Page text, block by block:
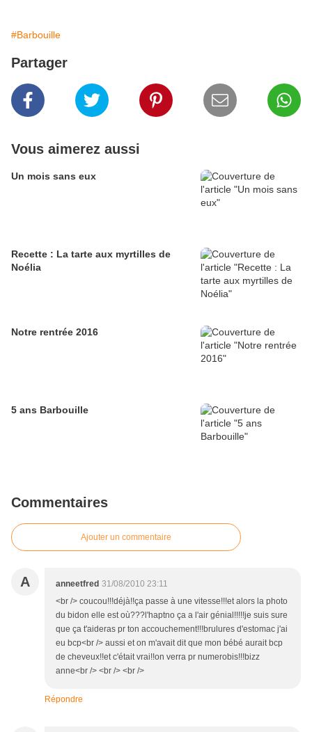
#Barbouille
Partager
Vous aimerez aussi
Un mois sans eux
Recette : La tarte aux myrtilles de
Noélia
Notre rentrée 2016
5 ans Barbouille
Commentaires
Ajouter un commentaire
A anneetfred 31/08/2010 23:11
<br /> coucou!!!déjà!!ça passe à une vitesse!!!et alors la photo
du bidon elle est où???l'haptno ça a l'air génial!!!!!je suis sure
que ça t'aideras pr ton accouchement!!!brulures d'estomac j'ai
eu bcp<br /> aussi et on m'avait dit que mon bébé aurait bcp
de cheveux!!et c'était vrai!!on verra pr numerobis!!!bizz
anne<br /> <br /> <br />
Répondre